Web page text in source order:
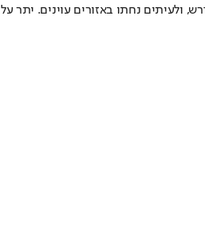
ולעיתים נחתו באזורים עוינים. יתר